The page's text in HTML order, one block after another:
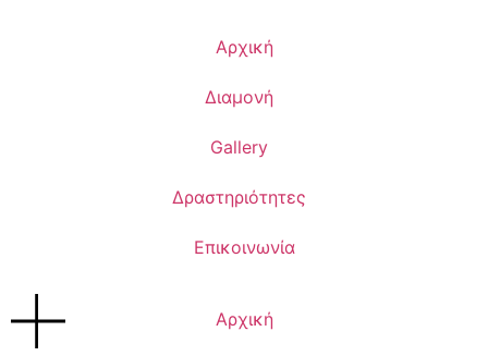
Αρχική
Διαμονή
Gallery
Δραστηριότητες
Επικοινωνία
Αρχική